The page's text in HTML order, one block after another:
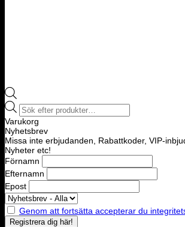
Products
search
Varukorg
Nyhetsbrev
Missa inte erbjudanden, Rabattkoder, VIP-
Nyheter etc!
Förnamn
Efternamn
Epost
Genom att fortsätta accepterar du